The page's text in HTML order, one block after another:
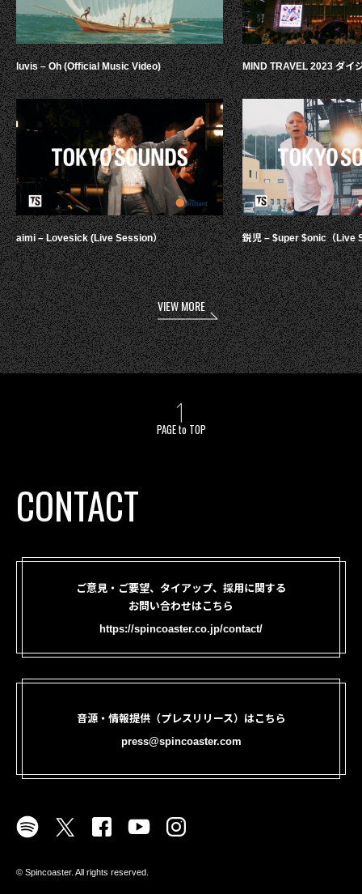
luvis – Oh (Official Music Video)
aimi – Lovesick (Live Session）
MIND TRAVEL 2023 ダイ
鋭児 – $uper $onic（Live
VIEW MORE
PAGE to TOP
CONTACT
ご意見・ご要望、タイアップ、採用に関する
お問い合わせはこちら
https://spincoaster.co.jp/contact/
音源・情報提供（プレスリリース）はこちら
press@spincoaster.com
©︎ Spincoaster. All rights reserved.